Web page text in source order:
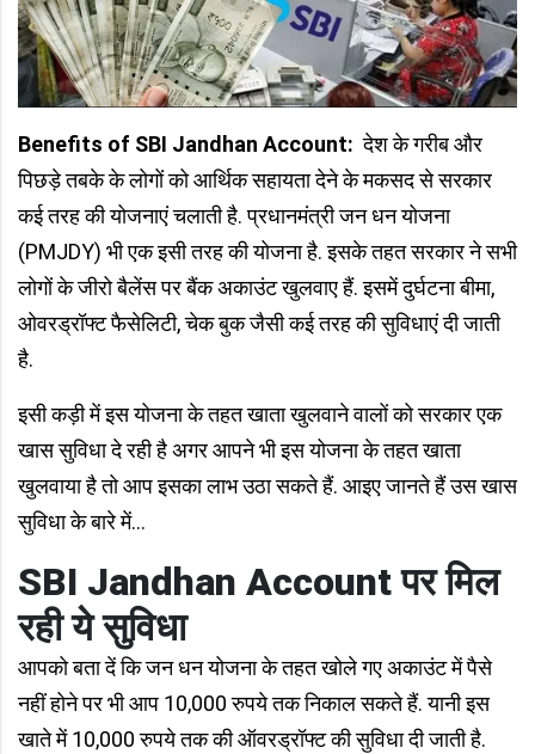
Benefits of SBI Jandhan Account: देश के गरीब और
पिछड़े तबके के लोगों को आर्थिक सहायता देने के मकसद से सरकार
कई तरह की योजनाएं चलाती है. प्रधानमंत्री जन धन योजना
(PMJDY) भी एक इसी तरह की योजना है. इसके तहत सरकार ने सभी
लोगों के जीरो बैलेंस पर बैंक अकाउंट खुलवाए हैं. इसमें दुर्घटना बीमा,
ओवरड्रॉफ्ट फैसेलिटी, चेक बुक जैसी कई तरह की सुविधाएं दी जाती
है.
इसी कड़ी में इस योजना के तहत खाता खुलवाने वालों को सरकार एक
खास सुविधा दे रही है अगर आपने भी इस योजना के तहत खाता
खुलवाया है तो आप इसका लाभ उठा सकते हैं. आइए जानते हैं उस खास
सुविधा के बारे में...
SBI Jandhan Account पर मिल
रही ये सुविधा
आपको बता दें कि जन धन योजना के तहत खोले गए अकाउंट में पैसे
नहीं होने पर भी आप 10,000 रुपये तक निकाल सकते हैं. यानी इस
खाते में 10,000 रुपये तक की ऑवरड्रॉफ्ट की सुविधा दी जाती है.